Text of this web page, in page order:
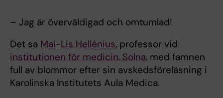
– Jag är överväldigad och omtumlad!
Det sa Mai-Lis Hellénius, professor vid
institutionen för medicin, Solna, med famnen
full av blommor efter sin avskedsföreläsning i
Karolinska Institutets Aula Medica.